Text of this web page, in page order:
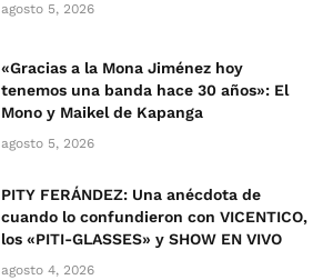
agosto 5, 2026
«Gracias a la Mona Jiménez hoy
tenemos una banda hace 30 años»: El
Mono y Maikel de Kapanga
agosto 5, 2026
PITY FERÁNDEZ: Una anécdota de
cuando lo confundieron con VICENTICO,
los «PITI-GLASSES» y SHOW EN VIVO
agosto 4, 2026